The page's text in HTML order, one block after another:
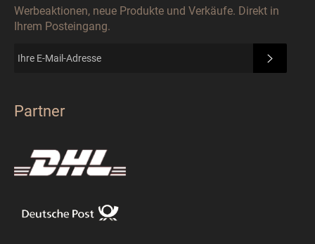
Werbeaktionen, neue Produkte und Verkäufe. Direkt in
Ihrem Posteingang.
Partner